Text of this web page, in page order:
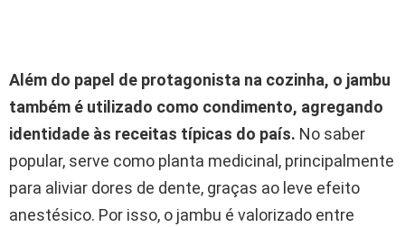
Além do papel de protagonista na cozinha, o jambu
também é utilizado como condimento, agregando
identidade às receitas típicas do país. No saber
popular, serve como planta medicinal, principalmente
para aliviar dores de dente, graças ao leve efeito
anestésico. Por isso, o jambu é valorizado entre